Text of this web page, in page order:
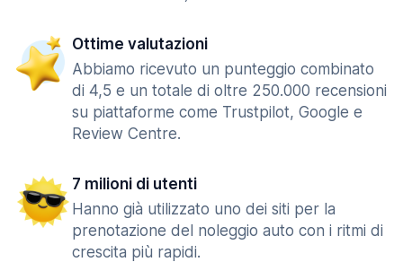
Ottime valutazioni
Abbiamo ricevuto un punteggio combinato
di 4,5 e un totale di oltre 250.000 recensioni
su piattaforme come Trustpilot, Google e
Review Centre.
7 milioni di utenti
Hanno già utilizzato uno dei siti per la
prenotazione del noleggio auto con i ritmi di
crescita più rapidi.